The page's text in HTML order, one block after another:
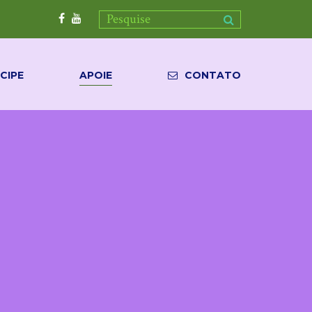
APOIE CONTATO